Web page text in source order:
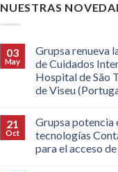
NUESTRAS
03
May
Grupsa renueva
de Cuidados
Hospital de São
de Viseu
21
Oct
Grupsa potencia
tecnologías
para el acceso